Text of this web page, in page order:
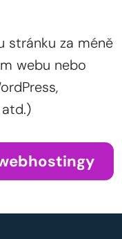
stránku za méně
webu nebo